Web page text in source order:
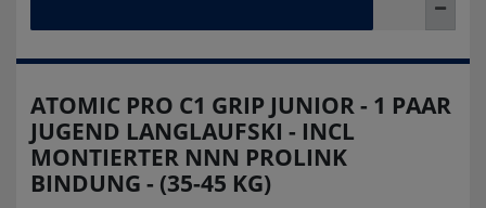
ATOMIC PRO C1 GRIP JUNIOR - 1 PAAR
JUGEND LANGLAUFSKI - INCL
MONTIERTER NNN PROLINK
BINDUNG - (35-45 KG)